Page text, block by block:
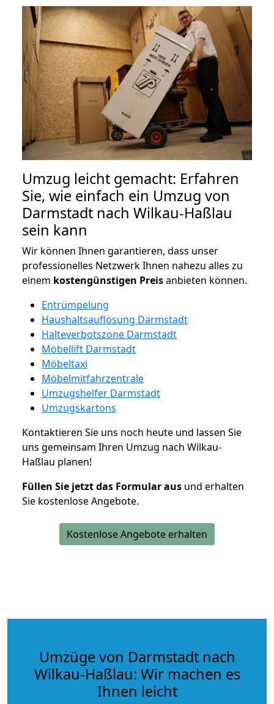
Umzug leicht gemacht: Erfahren
Sie, wie einfach ein Umzug von
Darmstadt nach Wilkau-Haßlau
sein kann
Wir können Ihnen garantieren, dass unser
professionelles Netzwerk Ihnen nahezu alles zu
einem kostengünstigen Preisanbieten können.
Entrümpelung
Haushaltsauflösung Darmstadt
Halteverbotszone Darmstadt
Möbellift Darmstadt
Möbeltaxi
Möbelmitfahrzentrale
Umzugshelfer Darmstadt
Umzugskartons
Kontaktieren Sie uns noch heute und lassen Sie
uns gemeinsam Ihren Umzug nach Wilkau-
Haßlau planen!
Füllen Sie jetzt das Formular aus und erhalten
Sie kostenlose Angebote.
Kostenlose Angebote erhalten
Umzüge von Darmstadt nach
Wilkau-Haßlau: Wir machen es
Ihnen leicht